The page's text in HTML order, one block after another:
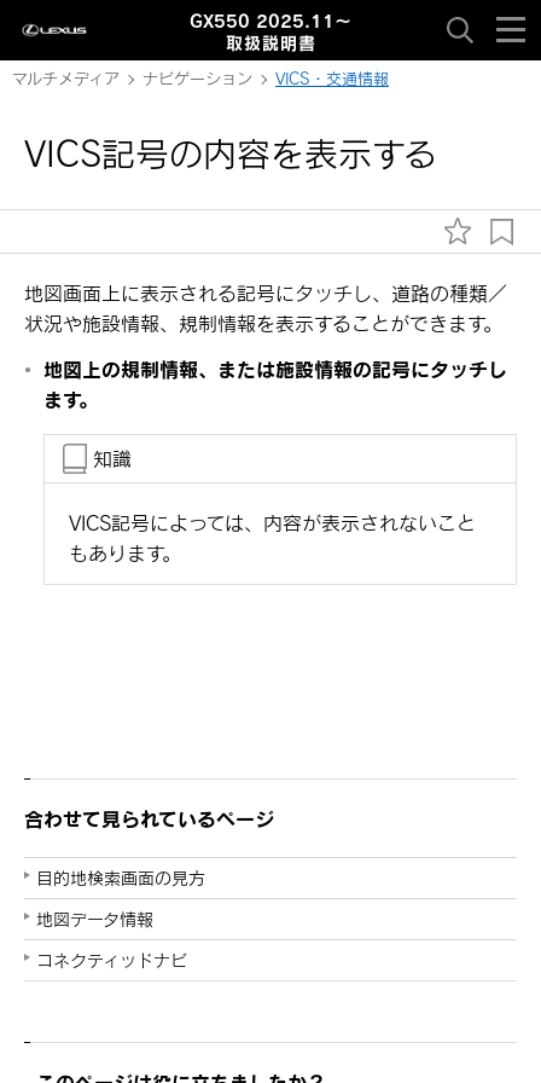
GX550 2025.11～
取扱説明書
マルチメディア ナビゲーション VICS・交通情報
VICS記号の内容を表示する
地図画面上に表示される記号にタッチし、道路の種類／
状況や施設情報、規制情報を表示することができます。
地図上の規制情報、または施設情報の記号にタッチし
ます。
知識
VICS記号によっては、内容が表示されないこと
もあります。
合わせて見られているページ
目的地検索画面の見方
地図データ情報
コネクティッドナビ